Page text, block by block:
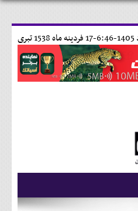
17 فردينه ماه 1538 تبری